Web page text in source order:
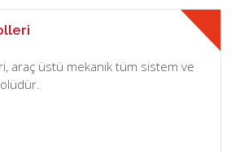
araç üstü mekanik tüm sistem ve